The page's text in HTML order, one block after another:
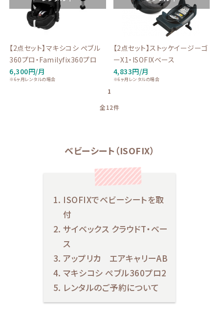
【2点セット】マキシコシ ぺブル
360プロ・Familyfix360プロ
6,300円/月
※6ヶ月レンタルの場合
【2点セット】ストッケイージーゴ
ーX1・ISOFIXベース
4,833円/月
※6ヶ月レンタルの場合
1
全12件
ベビーシート（ISOFIX）
ISOFIXでベビーシートを取
付
サイベックス クラウドT・ベー
ス
アップリカ エアキャリーAB
マキシコシ ぺブル360プロ2
レンタルのご予約について